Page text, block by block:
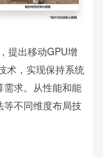
提出移动GPU增
术，实现保持系统
需求。从性能和能
等不同维度布局技